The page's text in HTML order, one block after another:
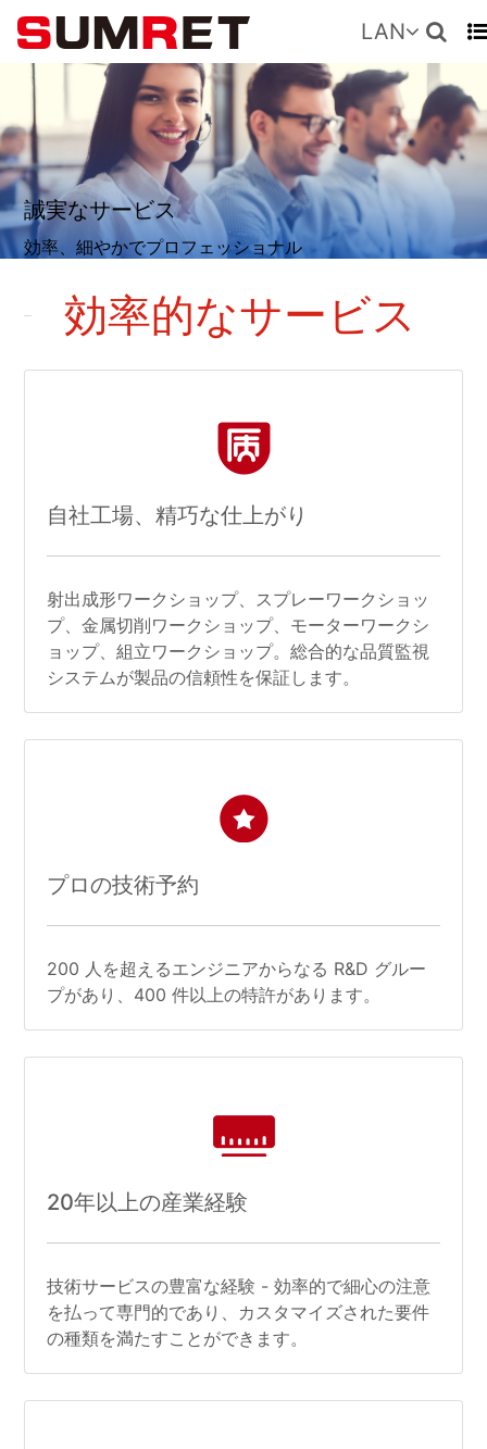
LAN
誠実なサービス
効率、細やかでプロフェッショナル
効率的なサービス
自社工場、精巧な仕上がり
射出成形ワークショップ、スプレーワークショッ
プ、金属切削ワークショップ、モーターワークシ
ョップ、組立ワークショップ。総合的な品質監視
システムが製品の信頼性を保証します。
プロの技術予約
200 人を超えるエンジニアからなる R&D グルー
プがあり、400 件以上の特許があります。
20年以上の産業経験
技術サービスの豊富な経験 - 効率的で細心の注意
を払って専門的であり、カスタマイズされた要件
の種類を満たすことができます。